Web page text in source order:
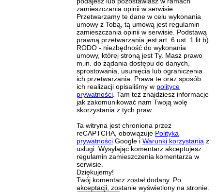
zamieszczania opinii w serwisie.
Przetwarzamy te dane w celu wykonania
umowy z Tobą, tą umową jest regulamin
zamieszczania opinii w serwisie. Podstawą
prawną przetwarzania jest art. 6 ust. 1 lit b)
RODO - niezbędność do wykonania
umowy, której stroną jest Ty. Masz prawo
m.in. do żądania dostępu do danych,
sprostowania, usunięcia lub ograniczenia
ich przetwarzania. Prawa te oraz sposób
ich realizacji opisaliśmy w polityce
prywatności . Tam też znajdziesz informacje
jak zakomunikować nam Twoją wolę
skorzystania z tych praw.
Ta witryna jest chroniona przez
reCAPTCHA, obowiązuje Polityka
prywatności Google i Warunki korzystania z
usługi. Wysyłając komentarz akceptujesz
regulamin zamieszczenia komentarza w
serwisie.
Dziękujemy!
Twój komentarz został dodany. Po
akceptacji, zostanie wyświetlony na stronie.